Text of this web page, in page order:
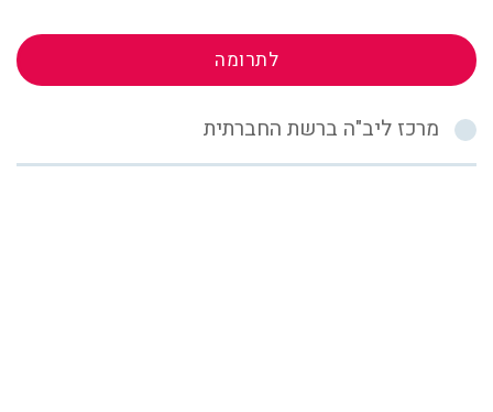
לתרומה
מרכז ליב"ה ברשת החברתית